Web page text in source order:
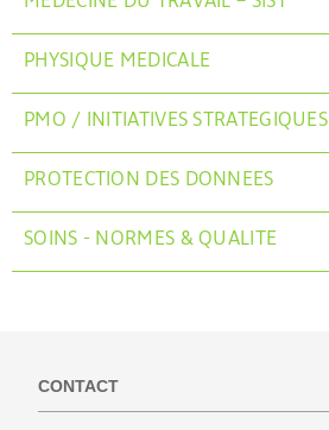
PHYSIQUE MEDICALE
PMO / INITIATIVES STRATEGIQUES
PROTECTION DES DONNEES
SOINS - NORMES & QUALITE
CONTACT